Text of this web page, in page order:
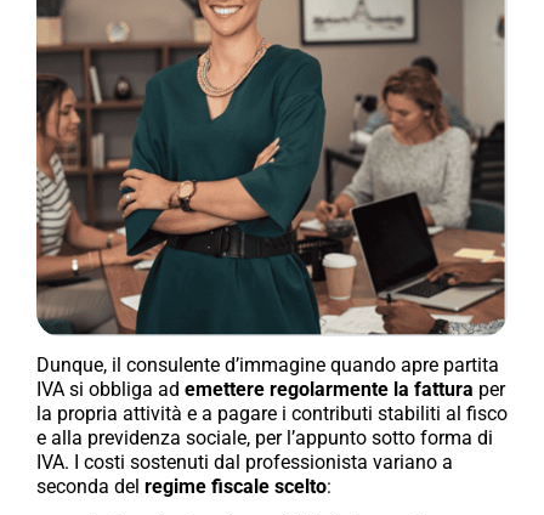
Dunque, il consulente d’immagine quando apre partita
IVA si obbliga ad emettere regolarmente la fattura per
la propria attività e a pagare i contributi stabiliti al fisco
e alla previdenza sociale, per l’appunto sotto forma di
IVA. I costi sostenuti dal professionista variano a
seconda del regime fiscale scelto: